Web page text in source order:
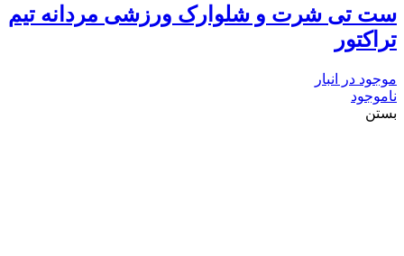
ست تی شرت و شلوارک ورزشی مردانه تیم
تراکتور
موجود در انبار
ناموجود
بستن